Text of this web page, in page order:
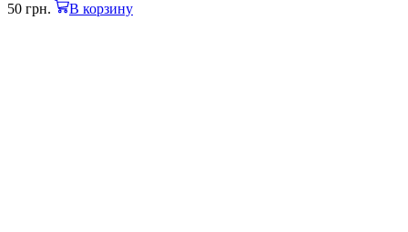
50 грн. В корзину